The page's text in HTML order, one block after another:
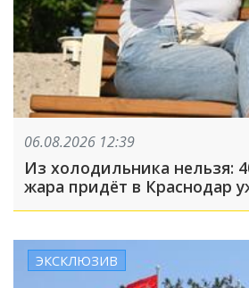
06.08.2026 12:39
Из холодильника нельзя:
жара придёт в Краснодар
ЭКСКЛЮЗИВ